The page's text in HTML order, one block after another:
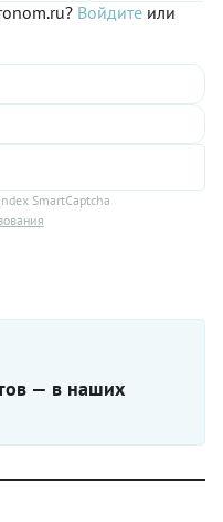
Войдите или
SmartCaptcha
— в наших